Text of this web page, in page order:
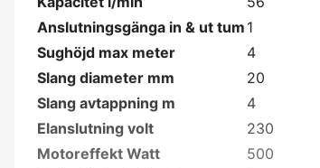
Anslutningsgänga in & ut tum 1
Sughöjd max meter
4
Slang diameter mm
20
Slang avtappning m
4
Elanslutning volt
230
Motoreffekt Watt
500